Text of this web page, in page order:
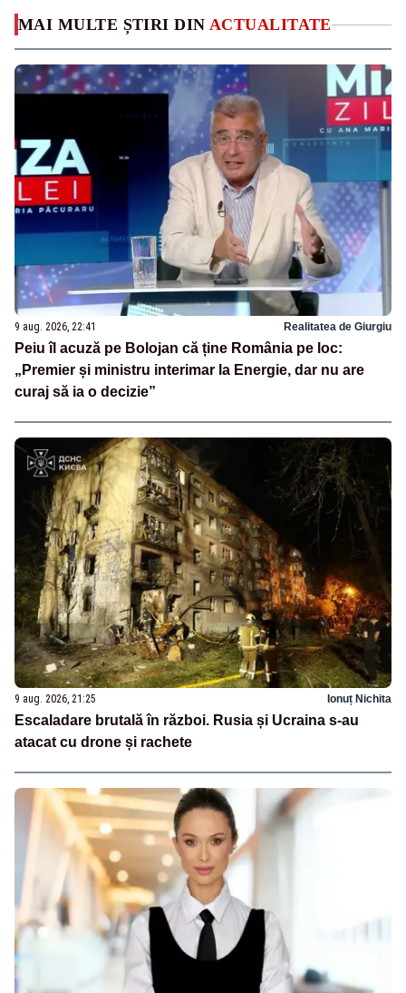
MAI MULTE ȘTIRI DIN ACTUALITATE
9 aug. 2026, 22:41 Realitatea de Giurgiu
Peiu îl acuză pe Bolojan că ține România pe loc:
„Premier și ministru interimar la Energie, dar nu are
curaj să ia o decizie”
9 aug. 2026, 21:25 Ionuț Nichita
Escaladare brutală în război. Rusia și Ucraina s-au
atacat cu drone și rachete